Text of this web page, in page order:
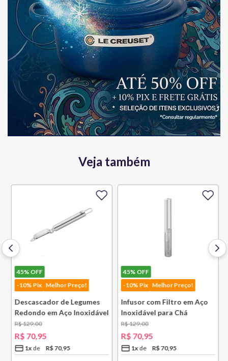
Veja também
45%OFF
-10% Pix
Melhor Preço!
Descascador de Legumes
Redondo em Aço Inoxidável
131 mm Bsf
R$129,00
R$ 70,95
1x R$ 70,95
45%OFF
-10% Pix
Melhor Preço!
Infusor com Filtro em Aço
Inoxidável para Chá
Lausanne Bsf
R$129,00
R$ 70,95
1x R$ 70,95